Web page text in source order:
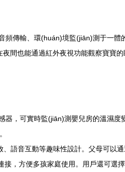
傳輸、環(huán)境監(jiān)測于一
間也能通過紅外夜視功能觀察寶寶
，可實時監(jiān)測嬰兒房的溫濕
語音互動等趣味性設計。父母可以
，方便多孩家庭使用。用戶還可選